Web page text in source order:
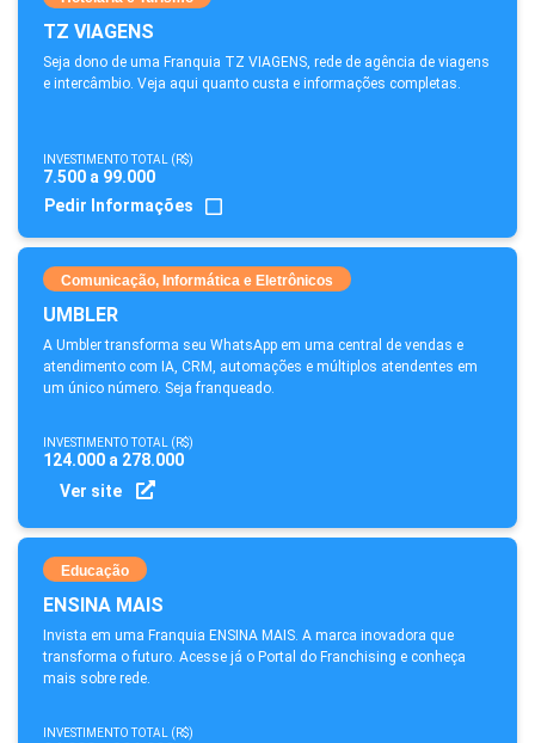
TZ VIAGENS
Seja dono de uma Franquia TZ VIAGENS, rede de agência de viagens
e intercâmbio. Veja aqui quanto custa e informações completas.
INVESTIMENTO TOTAL (R$)
7.500 a 99.000
Pedir Informações
Comunicação, Informática e Eletrônicos
UMBLER
A Umbler transforma seu WhatsApp em uma central de vendas e
atendimento com IA, CRM, automações e múltiplos atendentes em
um único número. Seja franqueado.
INVESTIMENTO TOTAL (R$)
124.000 a 278.000
Ver site
Educação
ENSINA MAIS
Invista em uma Franquia ENSINA MAIS. A marca inovadora que
transforma o futuro. Acesse já o Portal do Franchising e conheça
mais sobre rede.
INVESTIMENTO TOTAL (R$)